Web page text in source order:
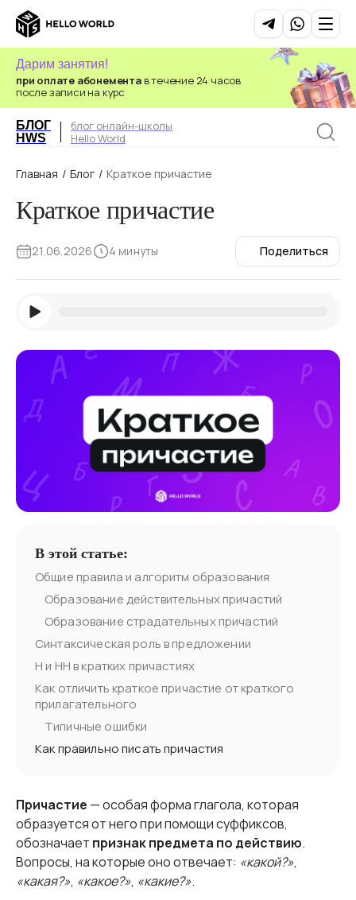
при оплате абонементав течение 24 часов
после записи на курс
Дарим занятия!
БЛОГ
HWS
блог онлайн-школы
Hello World
Главная / Блог / Краткое причастие
Краткое причастие
21.06.2026 4 минуты Поделиться
В этой статье:
Общие правила и алгоритм образования
Образование действительных причастий
Образование страдательных причастий
Синтаксическая роль в предложении
Н и НН в кратких причастиях
Как отличить краткое причастие от краткого
прилагательного
Типичные ошибки
Как правильно писать причастия
Причастие — особая форма глагола, которая
образуется от него при помощи суффиксов,
обозначает признак предмета по действию.
Вопросы, на которые оно отвечает: «какой?»,
«какая?», «какое?», «какие?».